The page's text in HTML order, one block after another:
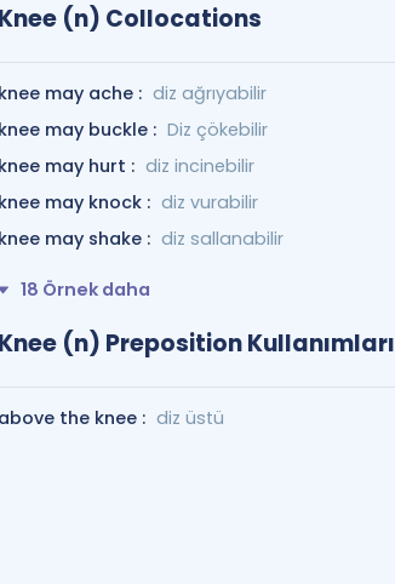
Knee (n) Collocations
knee may ache : diz ağrıyabilir
knee may buckle : Diz çökebilir
knee may hurt : diz incinebilir
knee may knock : diz vurabilir
knee may shake : diz sallanabilir
18 Örnek daha
Knee (n) Preposition Kullanımları
above the knee : diz üstü